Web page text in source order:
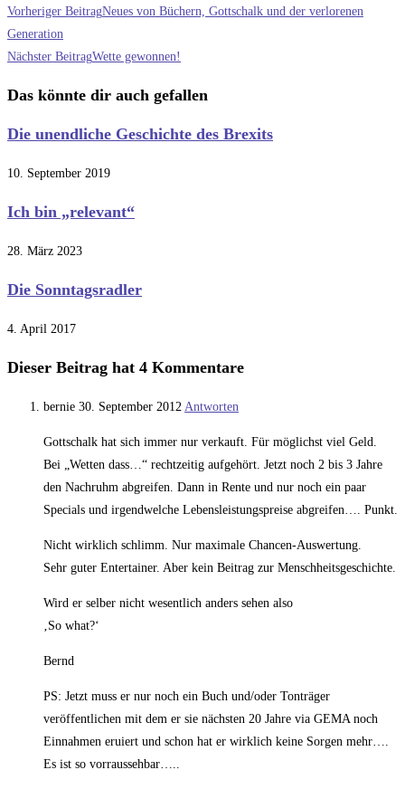
Weitere
Artikel
ansehen
Vorheriger BeitragNeues von Büchern, Gottschalk und der verlorenen
Generation
Nächster BeitragWette gewonnen!
Das könnte dir auch gefallen
Die unendliche Geschichte des Brexits
10. September 2019
Ich bin „relevant“
28. März 2023
Die Sonntagsradler
4. April 2017
Dieser Beitrag hat 4 Kommentare
bernie 30. September 2012 Antworten
Gottschalk hat sich immer nur verkauft. Für möglichst viel Geld.
Bei „Wetten dass…“ rechtzeitig aufgehört. Jetzt noch 2 bis 3 Jahre
den Nachruhm abgreifen. Dann in Rente und nur noch ein paar
Specials und irgendwelche Lebensleistungspreise abgreifen…. Punkt.
Nicht wirklich schlimm. Nur maximale Chancen-Auswertung.
Sehr guter Entertainer. Aber kein Beitrag zur Menschheitsgeschichte.
Wird er selber nicht wesentlich anders sehen also
‚So what?‘
Bernd
PS: Jetzt muss er nur noch ein Buch und/oder Tonträger
veröffentlichen mit dem er sie nächsten 20 Jahre via GEMA noch
Einnahmen eruiert und schon hat er wirklich keine Sorgen mehr….
Es ist so vorraussehbar…..